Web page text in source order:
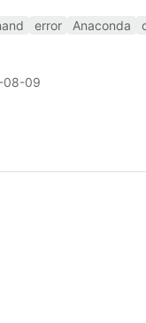
error Anaconda
08-09